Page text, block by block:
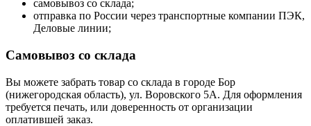
самовывоз со склада;
отправка по России через транспортные компании ПЭК,
Деловые линии;
Самовывоз со склада
Вы можете забрать товар со склада в городе Бор
(нижегородская область), ул. Воровского 5А. Для оформления
требуется печать, или доверенность от организации
оплатившей заказ.